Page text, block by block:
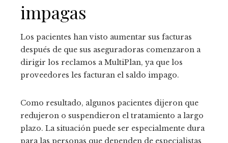
impagas
Los pacientes han visto aumentar sus facturas
después de que sus aseguradoras comenzaron a
dirigir los reclamos a MultiPlan, ya que los
proveedores les facturan el saldo impago.
Como resultado, algunos pacientes dijeron que
redujeron o suspendieron el tratamiento a largo
plazo. La situación puede ser especialmente dura
para las personas que dependen de especialistas